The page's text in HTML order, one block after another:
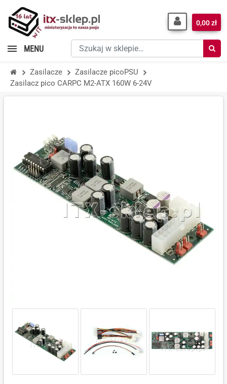
Szukaj
w
sklepie…
0,00 zł
MENU
Zasilacze
Zasilacze picoPSU
Zasilacz pico CARPC M2-ATX 160W 6-24V